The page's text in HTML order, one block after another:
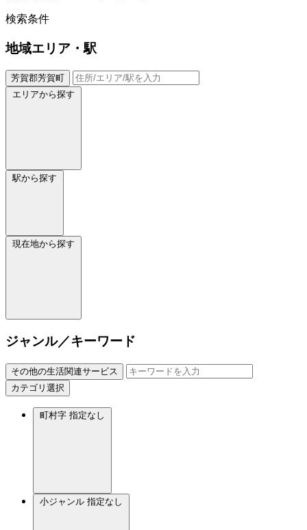
検索条件
地域エリア・駅
芳賀郡芳賀町
エリアから探す
駅から探す
現在地から探す
ジャンル／キーワード
その他の生活関連サービス
カテゴリ選択
町村字 指定なし
小ジャンル 指定なし